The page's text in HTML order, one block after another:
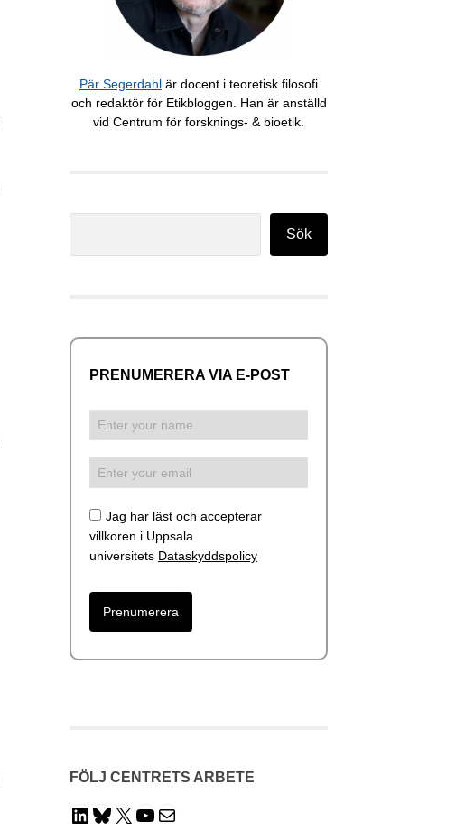
Pär Segerdahl är docent i teoretisk filosofi
och redaktör för Etikbloggen. Han är anställd
vid Centrum för forsknings- & bioetik.
Sök
PRENUMERERA VIA E-POST
Jag har läst och accepterar
villkoren i Uppsala
universitets Dataskyddspolicy
FÖLJ CENTRETS ARBETE
LinkedIn
Bluesky
X YouTube
E-Post